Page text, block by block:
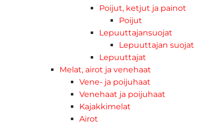
Poijut, ketjut ja painot
Poijut
Lepuuttajansuojat
Lepuuttajan suojat
Lepuuttajat
Melat, airot ja venehaat
Vene- ja poijuhaat
Venehaat ja poijuhaat
Kajakkimelat
Airot